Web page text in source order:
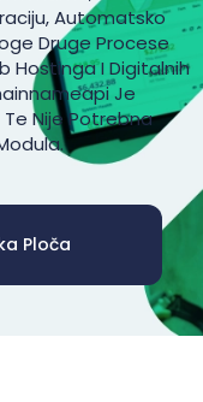
Automatsko
Druge Procese
Hostinga I Digitalnih
Je
Te Nije Potrebna
Ploča